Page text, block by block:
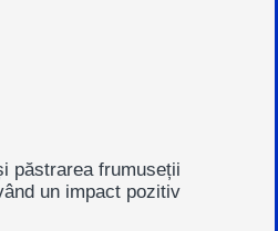
păstrarea frumuseții
un impact pozitiv